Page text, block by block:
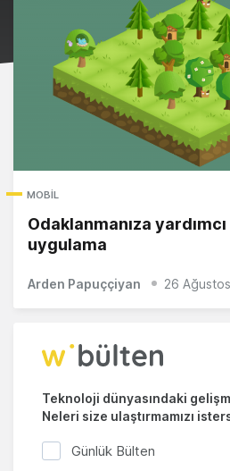
MOBIL
Odaklanmanıza
uygulama
Arden Papuççiyan 26
Teknoloji dünyasındaki
Neleri size ulaştırmamızı
Günlük Bülten